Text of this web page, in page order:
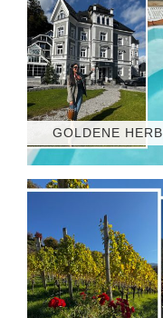
GOLDENE